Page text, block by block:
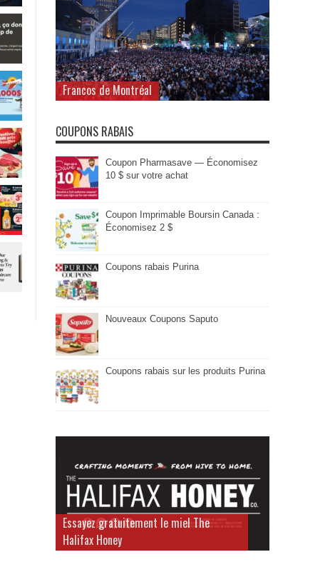
Francos de Montréal
COUPONS RABAIS
Coupon Pharmasave — Économisez
10 $ sur votre achat
Coupon Imprimable Boursin Canada :
Économisez 2 $
Coupons rabais Purina
Nouveaux Coupons Saputo
Coupons rabais sur les produits Purina
Essayez gratuitement le miel The
Halifax Honey